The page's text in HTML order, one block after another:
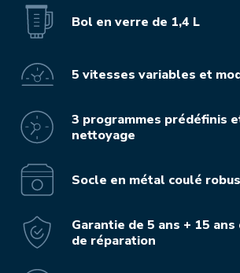
Bol en verre de 1,4 L
5 vitesses variables et
3 programmes prédéfinis
nettoyage
Socle en métal coulé
Garantie de 5 ans + 15
de réparation